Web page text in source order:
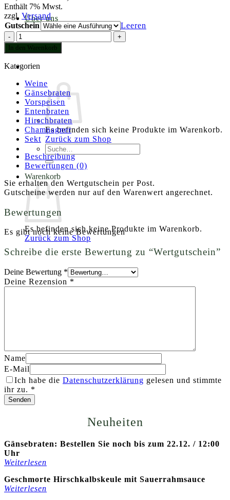
Über uns
Kontakt
Es befinden sich keine Produkte im Warenkorb.
Zurück zum Shop
Suche
nach:
Warenkorb
Es befinden sich keine Produkte im Warenkorb.
Zurück zum Shop
bis
120,00 €
Enthält 7% Mwst.
zzgl. Versand
Gutschein
Leeren
Wertgutschein
Menge
In den Warenkorb
Kategorien
Weine
Gänsebraten
Vorspeisen
Entenbraten
Hirschbraten
Champagner
Sekt
Beschreibung
Bewertungen (0)
Sie erhalten den Wertgutschein per Post.
Gutscheine werden nur auf den Warenwert angerechnet.
Bewertungen
Es gibt noch keine Bewertungen
Schreibe die erste Bewertung zu “Wertgutschein”
Deine Bewertung *
Deine Rezension *
Name
E-Mail
Ich habe die Datenschutzerklärung gelesen und stimmte
ihr zu. *
Neuheiten
Gänsebraten: Bestellen Sie noch bis zum 22.12. / 12:00
Uhr
Weiterlesen
Geschmorte Hirschkalbskeule mit Sauerrahmsauce
Weiterlesen